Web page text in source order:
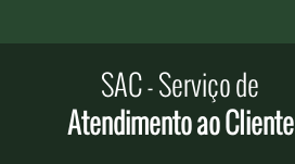
Localização Goiânia-GO
Fale Conosco
SAC - Serviço de
Atendimento ao Cliente